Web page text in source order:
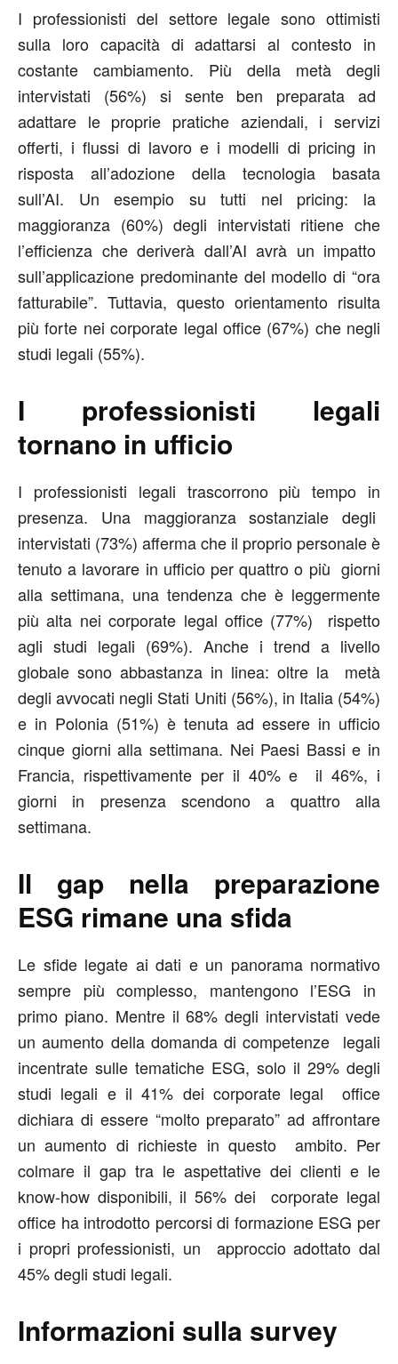
I professionisti del settore legale sono ottimisti
sulla loro capacità di adattarsi al contesto in
costante cambiamento. Più della metà degli
intervistati (56%) si sente ben preparata ad
adattare le proprie pratiche aziendali, i servizi
offerti, i flussi di lavoro e i modelli di pricing in
risposta all’adozione della tecnologia basata
sull’AI. Un esempio su tutti nel pricing: la
maggioranza (60%) degli intervistati ritiene che
l’efficienza che deriverà dall’AI avrà un impatto
sull’applicazione predominante del modello di “ora
fatturabile”. Tuttavia, questo orientamento risulta
più forte nei corporate legal office (67%) che negli
studi legali (55%).
I professionisti legali
tornano in ufficio
I professionisti legali trascorrono più tempo in
presenza. Una maggioranza sostanziale degli
intervistati (73%) afferma che il proprio personale è
tenuto a lavorare in ufficio per quattro o più giorni
alla settimana, una tendenza che è leggermente
più alta nei corporate legal office (77%) rispetto
agli studi legali (69%). Anche i trend a livello
globale sono abbastanza in linea: oltre la metà
degli avvocati negli Stati Uniti (56%), in Italia (54%)
e in Polonia (51%) è tenuta ad essere in ufficio
cinque giorni alla settimana. Nei Paesi Bassi e in
Francia, rispettivamente per il 40% e il 46%, i
giorni in presenza scendono a quattro alla
settimana.
Il gap nella preparazione
ESG rimane una sfida
Le sfide legate ai dati e un panorama normativo
sempre più complesso, mantengono l’ESG in
primo piano. Mentre il 68% degli intervistati vede
un aumento della domanda di competenze legali
incentrate sulle tematiche ESG, solo il 29% degli
studi legali e il 41% dei corporate legal office
dichiara di essere “molto preparato” ad affrontare
un aumento di richieste in questo ambito. Per
colmare il gap tra le aspettative dei clienti e le
know-how disponibili, il 56% dei corporate legal
office ha introdotto percorsi di formazione ESG per
i propri professionisti, un approccio adottato dal
45% degli studi legali.
Informazioni sulla survey